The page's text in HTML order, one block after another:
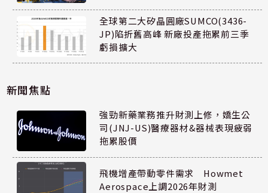
全球第二大矽晶圓廠SUMCO(3436-
JP)陷折舊高峰 新廠投產拖累前三季
虧損擴大
新聞焦點
強勁新藥業務推升財測上修，嬌生公
司(JNJ-US)醫療器材&器械表現疲弱
拖累股價
飛機增產帶動零件需求 Howmet
Aerospace上調2026年財測